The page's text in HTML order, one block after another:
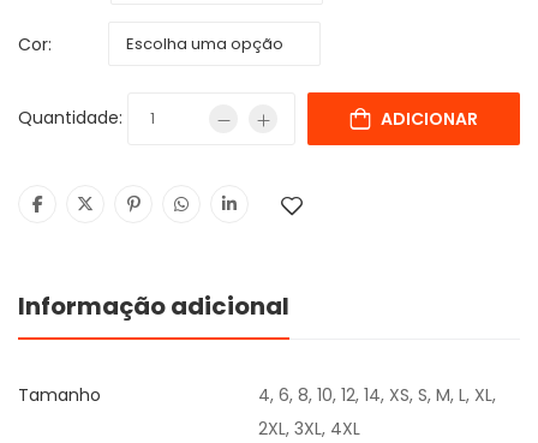
Cor:
Quantidade: ADICIONAR
Informação adicional
Tamanho
4, 6, 8, 10, 12, 14, XS, S, M, L, XL,
2XL, 3XL, 4XL